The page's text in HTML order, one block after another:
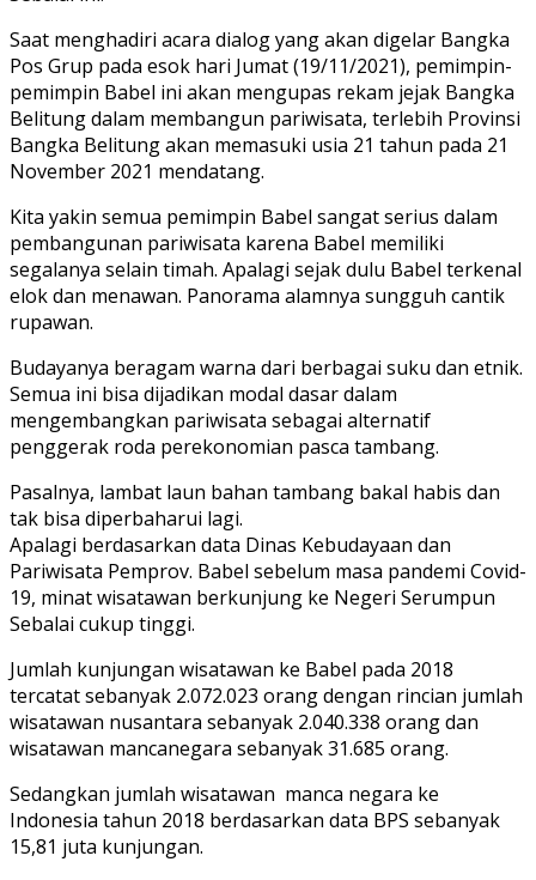
Saat menghadiri acara dialog yang akan digelar Bangka
Pos Grup pada esok hari Jumat (19/11/2021), pemimpin-
pemimpin Babel ini akan mengupas rekam jejak Bangka
Belitung dalam membangun pariwisata, terlebih Provinsi
Bangka Belitung akan memasuki usia 21 tahun pada 21
November 2021 mendatang.
Kita yakin semua pemimpin Babel sangat serius dalam
pembangunan pariwisata karena Babel memiliki
segalanya selain timah. Apalagi sejak dulu Babel terkenal
elok dan menawan. Panorama alamnya sungguh cantik
rupawan.
Budayanya beragam warna dari berbagai suku dan etnik.
Semua ini bisa dijadikan modal dasar dalam
mengembangkan pariwisata sebagai alternatif
penggerak roda perekonomian pasca tambang.
Pasalnya, lambat laun bahan tambang bakal habis dan
tak bisa diperbaharui lagi.
Apalagi berdasarkan data Dinas Kebudayaan dan
Pariwisata Pemprov. Babel sebelum masa pandemi Covid-
19, minat wisatawan berkunjung ke Negeri Serumpun
Sebalai cukup tinggi.
Jumlah kunjungan wisatawan ke Babel pada 2018
tercatat sebanyak 2.072.023 orang dengan rincian jumlah
wisatawan nusantara sebanyak 2.040.338 orang dan
wisatawan mancanegara sebanyak 31.685 orang.
Sedangkan jumlah wisatawan manca negara ke
Indonesia tahun 2018 berdasarkan data BPS sebanyak
15,81 juta kunjungan.